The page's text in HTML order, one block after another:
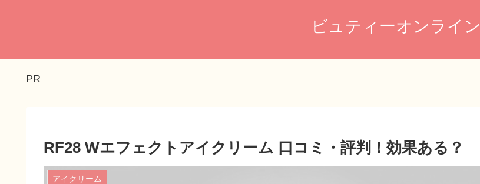
ビュティーオンライン
PR
RF28 Wエフェクトアイクリーム 口コミ・評判！効果ある？
アイクリーム